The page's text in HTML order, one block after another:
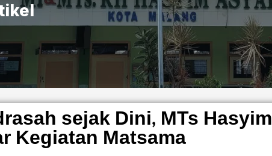
sejak Dini, MTs Hasyim
Kegiatan Matsama